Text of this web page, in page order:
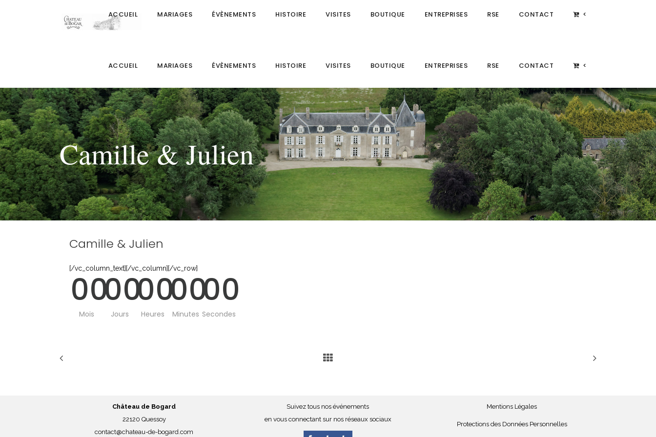
ACCUEIL MARIAGES ÉVÈNEMENTS HISTOIRE VISITES BOUTIQUE ENTREPRISES RSE CONTACT <
ACCUEIL MARIAGES ÉVÈNEMENTS HISTOIRE VISITES BOUTIQUE ENTREPRISES RSE CONTACT <
Camille & Julien
Camille & Julien
[/vc_column_text][/vc_column][/vc_row]
00
Mois
00
Jours
00
Heures
00
Minutes
00
Secondes
Château de Bogard
22120 Quessoy
contact@chateau-de-bogard.com
Suivez tous nos événements
en vous connectant sur nos réseaux sociaux
Mentions Légales
Protections des Données Personnelles